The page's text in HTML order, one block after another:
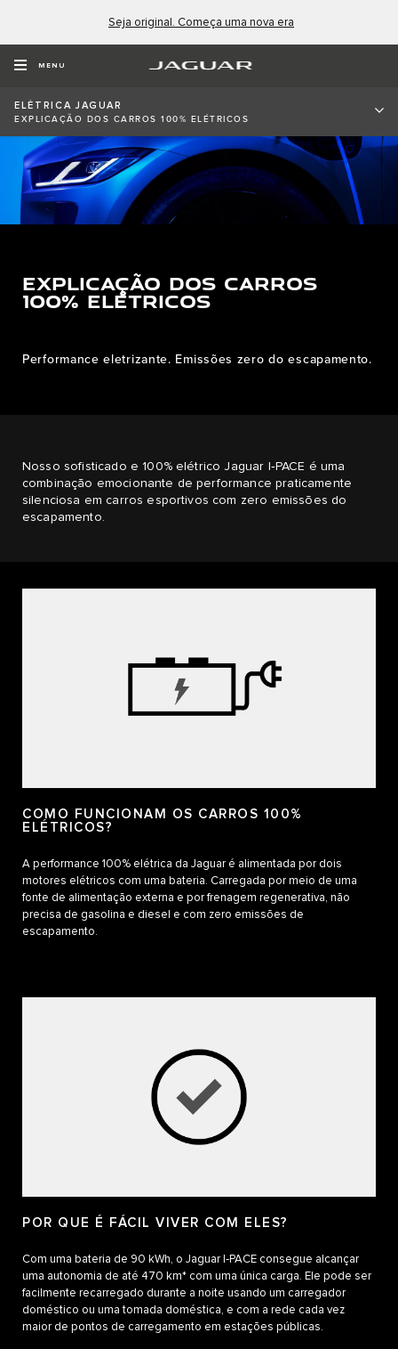
Seja original. Começa uma nova era
MENU
ELÉTRICA JAGUAR
EXPLICAÇÃO DOS CARROS 100% ELÉTRICOS
EXPLICAÇÃO DOS CARROS
100% ELÉTRICOS
Performance eletrizante. Emissões zero do escapamento.
Nosso sofisticado e 100% elétrico Jaguar I‑PACE é uma
combinação emocionante de performance praticamente
silenciosa em carros esportivos com zero emissões do
escapamento.
COMO FUNCIONAM OS CARROS 100%
ELÉTRICOS?
A performance 100% elétrica da Jaguar é alimentada por dois
motores elétricos com uma bateria. Carregada por meio de uma
fonte de alimentação externa e por frenagem regenerativa, não
precisa de gasolina e diesel e com zero emissões de
escapamento.
POR QUE É FÁCIL VIVER COM ELES?
Com uma bateria de 90 kWh, o Jaguar I‑PACE consegue alcançar
uma autonomia de até 470 km* com uma única carga. Ele pode ser
facilmente recarregado durante a noite usando um carregador
doméstico ou uma tomada doméstica, e com a rede cada vez
maior de pontos de carregamento em estações públicas.